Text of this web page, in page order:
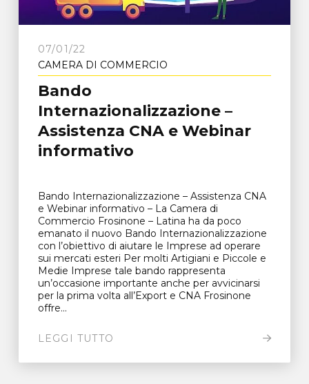
07/01/22
CAMERA DI COMMERCIO
Bando
Internazionalizzazione –
Assistenza CNA e Webinar
informativo
Bando Internazionalizzazione – Assistenza CNA
e Webinar informativo – La Camera di
Commercio Frosinone – Latina ha da poco
emanato il nuovo Bando Internazionalizzazione
con l’obiettivo di aiutare le Imprese ad operare
sui mercati esteri Per molti Artigiani e Piccole e
Medie Imprese tale bando rappresenta
un’occasione importante anche per avvicinarsi
per la prima volta all’Export e CNA Frosinone
offre...
LEGGI TUTTO